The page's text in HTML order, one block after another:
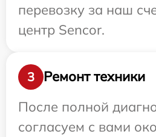
перевозку за наш
центр Sencor.
3
Ремонт техники
После полной
согласуем с вами